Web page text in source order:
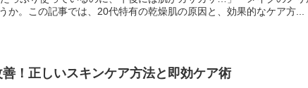
か。この記事では、20代特有の乾燥肌の原因と、効果的なケア方...
善！正しいスキンケア方法と即効ケア術